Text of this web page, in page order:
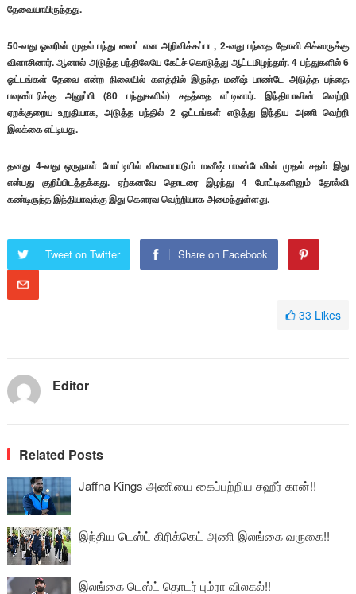
தேவையாயிருந்தது.
50-வது ஓவரின் முதல் பந்து வைட் என அறிவிக்கப்பட, 2-வது பந்தை தோனி சிக்ஸருக்கு
விளாசினார். ஆனால் அடுத்த பந்திலேயே கேட்ச் கொடுத்து ஆட்டமிழந்தார். 4 பந்துகளில் 6
ஓட்டங்கள் தேவை என்ற நிலையில் களத்தில் இருந்த மனீஷ் பாண்டே அடுத்த பந்தை
பவுண்டரிக்கு அனுப்பி (80 பந்துகளில்) சதத்தை எட்டினார். இந்தியாவின் வெற்றி
ஏறக்குறைய உறுதியாக, அடுத்த பந்தில் 2 ஓட்டங்கள் எடுத்து இந்திய அணி வெற்றி
இலக்கை எட்டியது.
தனது 4-வது ஒருநாள் போட்டியில் விளையாடும் மனீஷ் பாண்டேவின் முதல் சதம் இது
என்பது குறிப்பிடத்தக்கது. ஏற்கனவே தொடரை இழந்து 4 போட்டிகளிலும் தோல்வி
கண்டிருந்த இந்தியாவுக்கு இது கௌரவ வெற்றியாக அமைந்துள்ளது.
Tweet on Twitter Share on Facebook
33 Likes
Editor
Related Posts
Jaffna Kings அணியை கைப்பற்றிய சஹீர் கான்!!
இந்திய டெஸ்ட் கிரிக்கெட் அணி இலங்கை வருகை!!
இலங்கை டெஸ்ட் தொடர் பும்ரா விலகல்!!